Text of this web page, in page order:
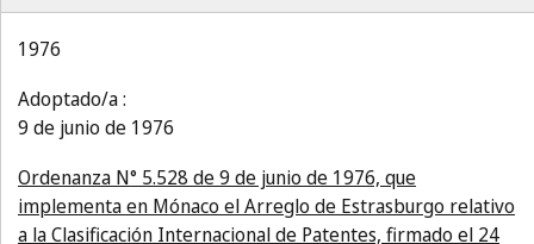
1976
Adoptado/a :
9 de junio de 1976
Ordenanza N° 5.528 de 9 de junio de 1976, que
implementa en Mónaco el Arreglo de Estrasburgo relativo
a la Clasificación Internacional de Patentes, firmado el 24